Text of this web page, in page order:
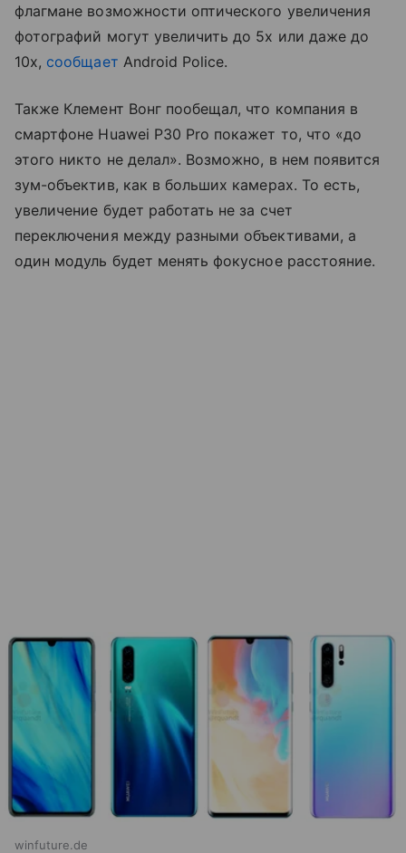
флагмане возможности оптического увеличения
фотографий могут увеличить до 5x или даже до
10x, сообщает Android Police.
Также Клемент Вонг пообещал, что компания в
смартфоне Huawei P30 Pro покажет то, что «до
этого никто не делал». Возможно, в нем появится
зум-объектив, как в больших камерах. То есть,
увеличение будет работать не за счет
переключения между разными объективами, а
один модуль будет менять фокусное расстояние.
winfuture.de